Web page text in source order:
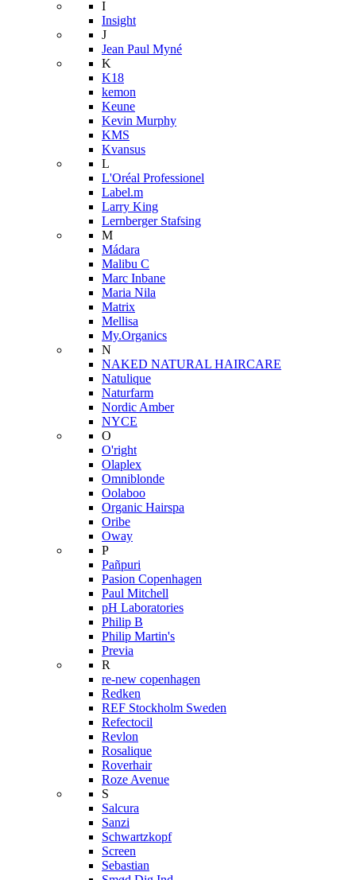
I
Insight
J
Jean Paul Myné
K
K18
kemon
Keune
Kevin Murphy
KMS
Kvansus
L
L'Oréal Professionel
Label.m
Larry King
Lernberger Stafsing
M
Mádara
Malibu C
Marc Inbane
Maria Nila
Matrix
Mellisa
My.Organics
N
NAKED NATURAL HAIRCARE
Natulique
Naturfarm
Nordic Amber
NYCE
O
O'right
Olaplex
Omniblonde
Oolaboo
Organic Hairspa
Oribe
Oway
P
Pañpuri
Pasion Copenhagen
Paul Mitchell
pH Laboratories
Philip B
Philip Martin's
Previa
R
re-new copenhagen
Redken
REF Stockholm Sweden
Refectocil
Revlon
Rosalique
Roverhair
Roze Avenue
S
Salcura
Sanzi
Schwartzkopf
Screen
Sebastian